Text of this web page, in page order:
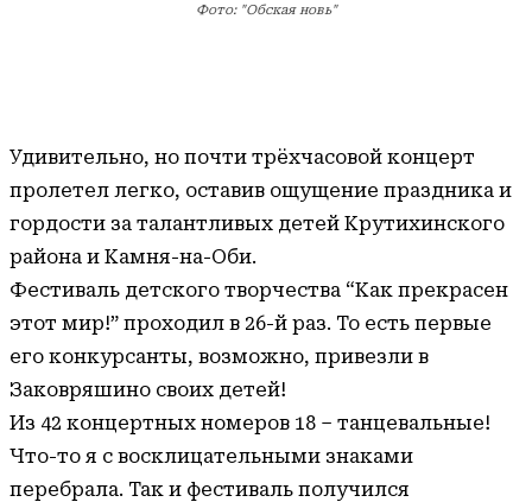
Фото: "Обская новь"
Удивительно, но почти трёхчасовой концерт
пролетел легко, оставив ощущение праздника и
гордости за талантливых детей Крутихинского
района и Камня-на-Оби.
Фестиваль детского творчества “Как прекрасен
этот мир!” проходил в 26-й раз. То есть первые
его конкурсанты, возможно, привезли в
Заковряшино своих детей!
Из 42 концертных номеров 18 – танцевальные!
Что-то я с восклицательными знаками
перебрала. Так и фестиваль получился